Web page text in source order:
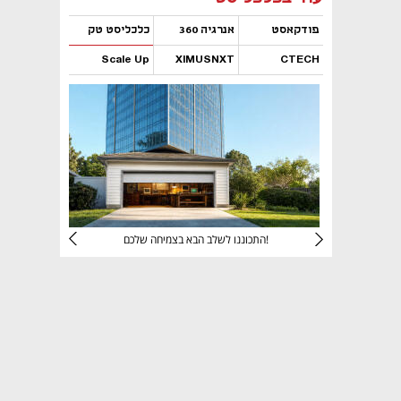
פודקאסט אנרגיה 360 כלכליסט טק
CTECH
XIMUSNXT
Scale Up
נפתח בכרטיסייה חדשה
התכוננו לשלב הבא בצמיחה שלכם!
נפתח בכרטיסייה חדשה